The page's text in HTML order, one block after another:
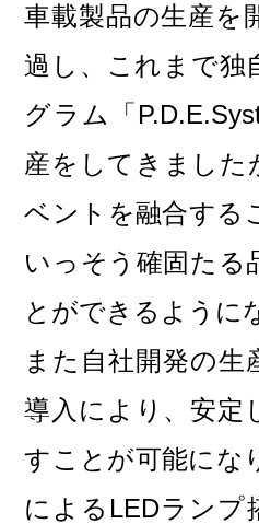
車載製品の生産を
過し、これまで独
グラム「
産をしてきました
ベントを融合する
いっそう確固たる
とができるように
また自社開発の生
導入により、安定
すことが可能にな
によるLEDランプ